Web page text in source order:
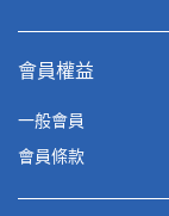
會員權益
一般會員
會員條款